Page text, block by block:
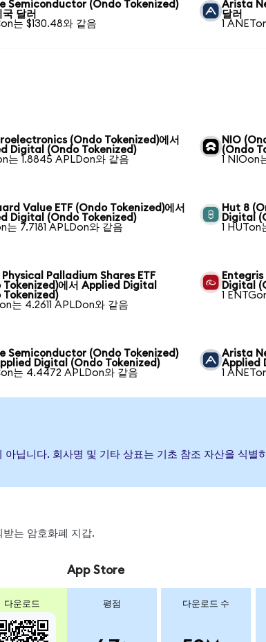
Semiconductor (Ondo Tokenized)
달러
는 $130.48와 같음
Arista
달러
1
(Ondo Tokenized)에서
Digital (Ondo Tokenized)
는 1.8845 APLDon와 같음
NIO
(Ondo
1 NIOon
Value ETF (Ondo Tokenized)에서
Digital (Ondo Tokenized)
는 7.7181 APLDon와 같음
Hut 8
Digital
1 HUTon
Palladium Shares ETF
Tokenized)에서 Applied Digital
Tokenized)
는 4.2611 APLDon와 같음
Digital
1
Semiconductor (Ondo Tokenized)
Digital (Ondo Tokenized)
는 4.4472 APLDon와 같음
Arista
Applied
1
닙니다. 회사명 및 기타 상표는 기초 참조 자산을 식별
는 암호화폐 지갑.
다운로드
App Store
평점 다운로드 수